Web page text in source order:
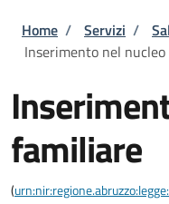
Briciole di
Home / Servizi /
Inserimento nel
familiare
(